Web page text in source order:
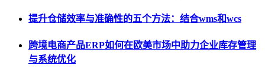
提升仓储效率与准确性的五个方法：结合wms和wcs
跨境电商产品ERP如何在欧美市场中助力企业库存管理
与系统优化